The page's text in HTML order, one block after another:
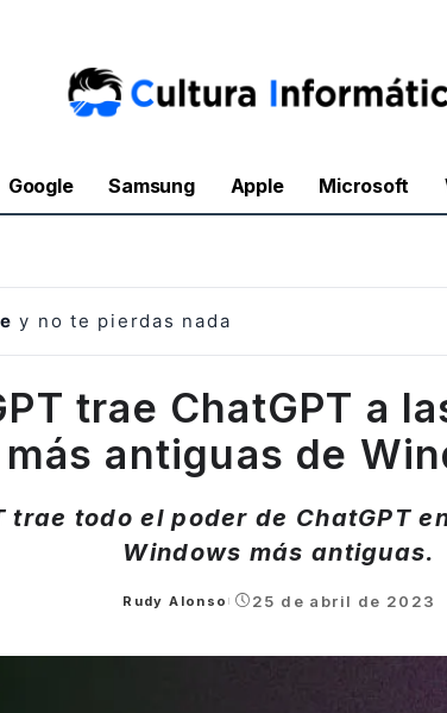
Google Samsung Apple Microsoft
y no te pierdas nada
trae ChatGPT a
más antiguas de
trae todo el poder de ChatGPT
Windows más antiguas.
Posted
Rudy Alonso 25 de abril de 2023